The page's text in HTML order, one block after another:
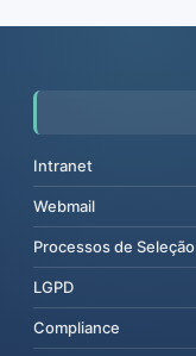
Intranet
Webmail
Processos de Seleção
LGPD
Compliance